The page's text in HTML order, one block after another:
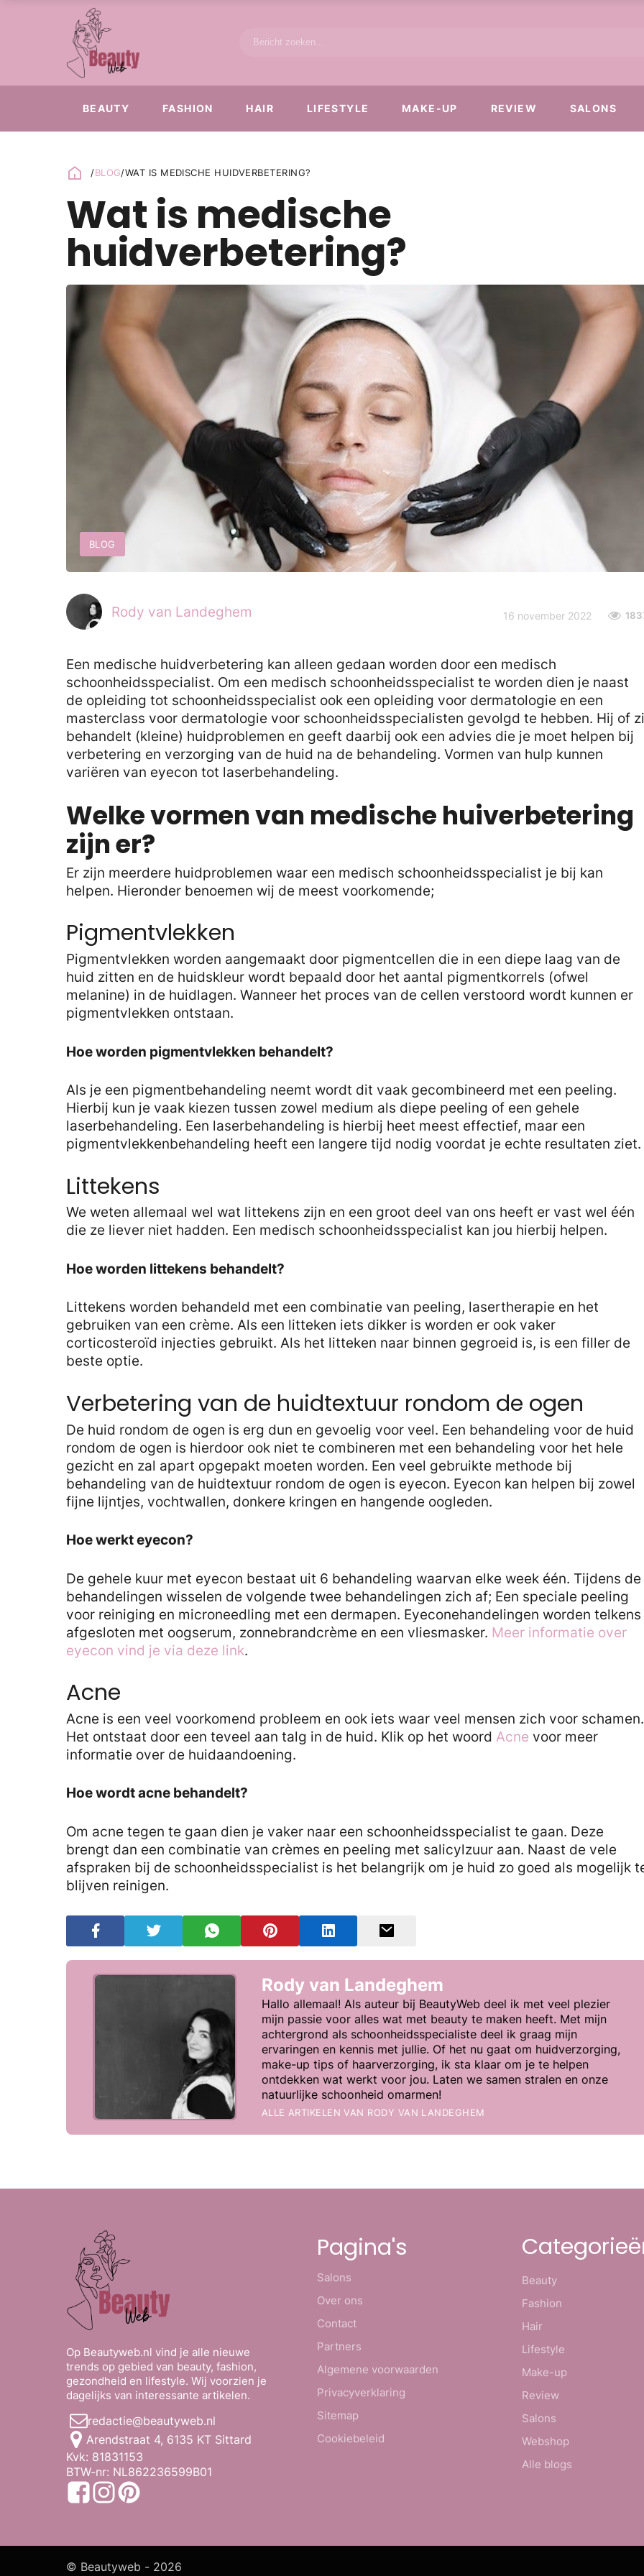
BEAUTY FASHION HAIR LIFESTYLE MAKE-UP REVIEW SALONS
/BLOG/WAT IS MEDISCHE HUIDVERBETERING?
Wat is medische
huidverbetering?
BLOG
Rody van Landeghem 16 november 2022
Een medische huidverbetering kan alleen gedaan worden door een medisch
schoonheidsspecialist. Om een medisch schoonheidsspecialist te worden dien je naast
de opleiding tot schoonheidsspecialist ook een opleiding voor dermatologie en een
masterclass voor dermatologie voor schoonheidsspecialisten gevolgd te hebben. Hij of
behandelt (kleine) huidproblemen en geeft daarbij ook een advies die je moet helpen bij
verbetering en verzorging van de huid na de behandeling. Vormen van hulp kunnen
variëren van eyecon tot laserbehandeling.
Welke vormen van medische huiverbetering
zijn er?
Er zijn meerdere huidproblemen waar een medisch schoonheidsspecialist je bij kan
helpen. Hieronder benoemen wij de meest voorkomende;
Pigmentvlekken
Pigmentvlekken worden aangemaakt door pigmentcellen die in een diepe laag van de
huid zitten en de huidskleur wordt bepaald door het aantal pigmentkorrels (ofwel
melanine) in de huidlagen. Wanneer het proces van de cellen verstoord wordt kunnen er
pigmentvlekken ontstaan.
Hoe worden pigmentvlekken behandelt?
Als je een pigmentbehandeling neemt wordt dit vaak gecombineerd met een peeling.
Hierbij kun je vaak kiezen tussen zowel medium als diepe peeling of een gehele
laserbehandeling. Een laserbehandeling is hierbij heet meest effectief, maar een
pigmentvlekkenbehandeling heeft een langere tijd nodig voordat je echte resultaten ziet.
Littekens
We weten allemaal wel wat littekens zijn en een groot deel van ons heeft er vast wel één
die ze liever niet hadden. Een medisch schoonheidsspecialist kan jou hierbij helpen.
Hoe worden littekens behandelt?
Littekens worden behandeld met een combinatie van peeling, lasertherapie en het
gebruiken van een crème. Als een litteken iets dikker is worden er ook vaker
corticosteroïd injecties gebruikt. Als het litteken naar binnen gegroeid is, is een filler de
beste optie.
Verbetering van de huidtextuur rondom de ogen
De huid rondom de ogen is erg dun en gevoelig voor veel. Een behandeling voor de huid
rondom de ogen is hierdoor ook niet te combineren met een behandeling voor het hele
gezicht en zal apart opgepakt moeten worden. Een veel gebruikte methode bij
behandeling van de huidtextuur rondom de ogen is eyecon. Eyecon kan helpen bij zowel
fijne lijntjes, vochtwallen, donkere kringen en hangende oogleden.
Hoe werkt eyecon?
De gehele kuur met eyecon bestaat uit 6 behandeling waarvan elke week één. Tijdens de
behandelingen wisselen de volgende twee behandelingen zich af; Een speciale peeling
voor reiniging en microneedling met een dermapen. Eyeconehandelingen worden telkens
afgesloten met oogserum, zonnebrandcrème en een vliesmasker. Meer informatie over
eyecon vind je via deze link.
Acne
Acne is een veel voorkomend probleem en ook iets waar veel mensen zich voor schamen.
Het ontstaat door een teveel aan talg in de huid. Klik op het woord Acne voor meer
informatie over de huidaandoening.
Hoe wordt acne behandelt?
Om acne tegen te gaan dien je vaker naar een schoonheidsspecialist te gaan. Deze
brengt dan een combinatie van crèmes en peeling met salicylzuur aan. Naast de vele
afspraken bij de schoonheidsspecialist is het belangrijk om je huid zo goed als mogelijk
blijven reinigen.
Rody van Landeghem
Hallo allemaal! Als auteur bij BeautyWeb deel ik met veel plezier
mijn passie voor alles wat met beauty te maken heeft. Met mijn
achtergrond als schoonheidsspecialiste deel ik graag mijn
ervaringen en kennis met jullie. Of het nu gaat om huidverzorging,
make-up tips of haarverzorging, ik sta klaar om je te helpen
ontdekken wat werkt voor jou. Laten we samen stralen en onze
natuurlijke schoonheid omarmen!
ALLE ARTIKELEN VAN RODY VAN LANDEGHEM
Op Beautyweb.nl vind je alle nieuwe
trends op gebied van beauty, fashion,
gezondheid en lifestyle. Wij voorzien je
dagelijks van interessante artikelen.
redactie@beautyweb.nl
Arendstraat 4, 6135 KT Sittard
Kvk: 81831153
BTW-nr: NL862236599B01
Pagina's
Salons
Over ons
Contact
Partners
Algemene voorwaarden
Privacyverklaring
Sitemap
Cookiebeleid
Beauty
Fashion
Hair
Lifestyle
Make-up
Review
Salons
Webshop
Alle blogs
© Beautyweb - 2026